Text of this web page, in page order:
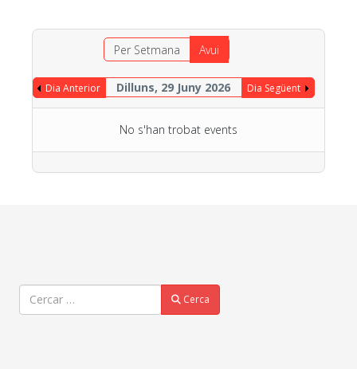
Per Setmana Avui
Dia Anterior Dilluns, 29 Juny 2026 Dia Següent
No s'han trobat events
Cercar Cerca